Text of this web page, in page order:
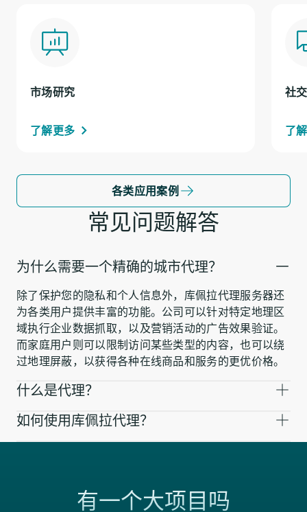
市场研究
了解更多
社
了
各类应用案例
常见问题解答
为什么需要一个精确的城市代理？
除了保护您的隐私和个人信息外，库佩拉代理服务器还
为各类用户提供丰富的功能。公司可以针对特定地理区
域执行企业数据抓取，以及营销活动的广告效果验证。
而家庭用户则可以限制访问某些类型的内容，也可以绕
过地理屏蔽，以获得各种在线商品和服务的更优价格。
什么是代理？
如何使用库佩拉代理？
有一个大项目吗